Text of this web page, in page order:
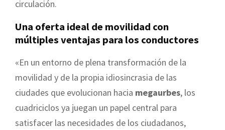
circulación.
Una oferta ideal de movilidad con
múltiples ventajas para los conductores
«En un entorno de plena transformación de la
movilidad y de la propia idiosincrasia de las
ciudades que evolucionan hacia megaurbes, los
cuadriciclos ya juegan un papel central para
satisfacer las necesidades de los ciudadanos,